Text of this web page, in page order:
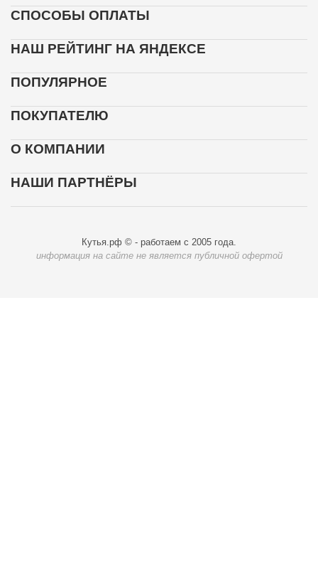
СПОСОБЫ ОПЛАТЫ
НАШ РЕЙТИНГ НА ЯНДЕКСЕ
ПОПУЛЯРНОЕ
ПОКУПАТЕЛЮ
О КОМПАНИИ
НАШИ ПАРТНЁРЫ
Кутья.рф © - работаем с 2005 года.
информация на сайте не является публичной офертой